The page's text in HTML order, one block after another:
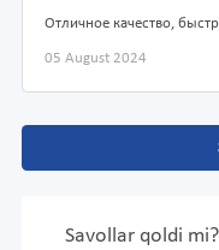
Отличное качество,
05 August 2024
Savollar qoldi mi?